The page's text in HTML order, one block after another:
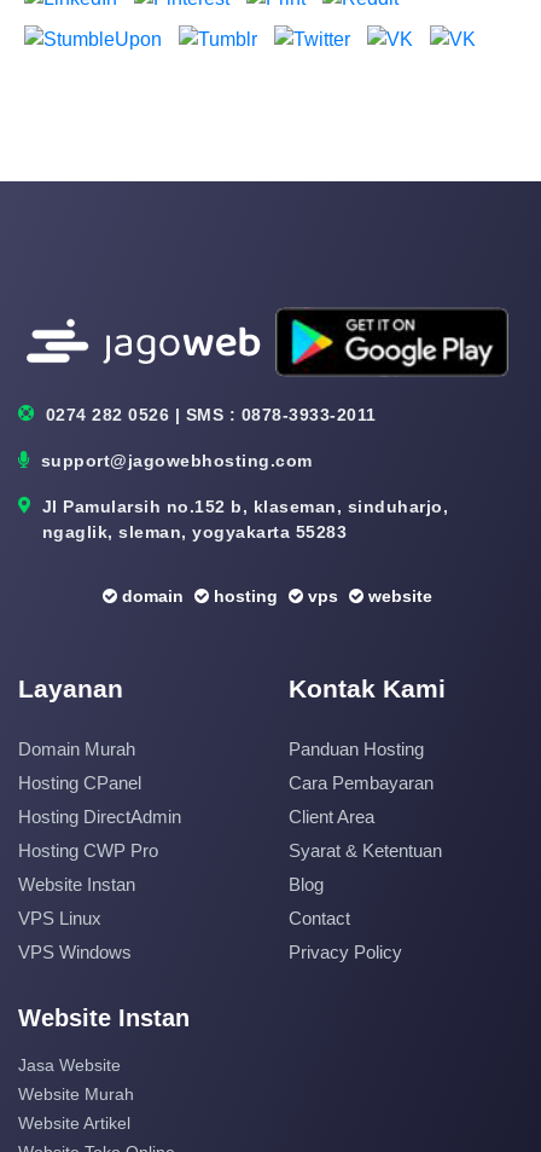
0274 282 0526 | SMS : 0878-3933-2011
support@jagowebhosting.com
Jl Pamularsih no.152 b, klaseman, sinduharjo,
ngaglik, sleman, yogyakarta 55283
domain hosting vps website
Layanan
Domain Murah
Hosting CPanel
Hosting DirectAdmin
Hosting CWP Pro
Website Instan
VPS Linux
VPS Windows
Kontak Kami
Panduan Hosting
Cara Pembayaran
Client Area
Syarat & Ketentuan
Blog
Contact
Privacy Policy
Website Instan
Jasa Website
Website Murah
Website Artikel